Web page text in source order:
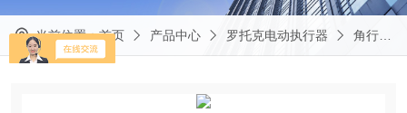
当前位置：首页 产品中心 罗托克电动执行器 角行程多回转